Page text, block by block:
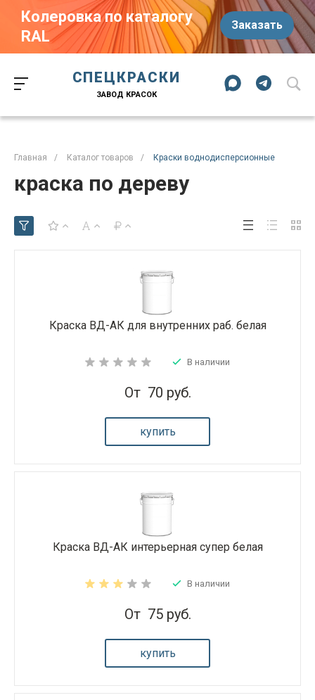
Колеровка по каталогу
RAL
Заказать
ул. Труда, д. 187 к.2
Челябинск
Челябинская область
СПЕЦКРАСКИ
ЗАВОД КРАСОК
Главная / Каталог товаров / Краски воднодисперсионные
краска по дереву
Краска ВД-АК для внутренних раб. белая
В наличии
От 70 руб.
купить
Краска ВД-АК интерьерная супер белая
В наличии
От 75 руб.
купить